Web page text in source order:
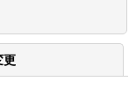
更